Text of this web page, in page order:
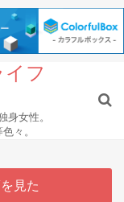
フ
身女性。
々。
見た